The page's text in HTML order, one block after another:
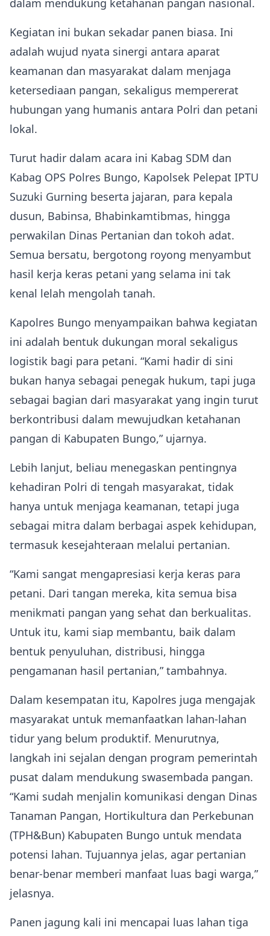
dalam mendukung ketahanan pangan nasional.
Kegiatan ini bukan sekadar panen biasa. Ini
adalah wujud nyata sinergi antara aparat
keamanan dan masyarakat dalam menjaga
ketersediaan pangan, sekaligus mempererat
hubungan yang humanis antara Polri dan petani
lokal.
Turut hadir dalam acara ini Kabag SDM dan
Kabag OPS Polres Bungo, Kapolsek Pelepat IPTU
Suzuki Gurning beserta jajaran, para kepala
dusun, Babinsa, Bhabinkamtibmas, hingga
perwakilan Dinas Pertanian dan tokoh adat.
Semua bersatu, bergotong royong menyambut
hasil kerja keras petani yang selama ini tak
kenal lelah mengolah tanah.
Kapolres Bungo menyampaikan bahwa kegiatan
ini adalah bentuk dukungan moral sekaligus
logistik bagi para petani. “Kami hadir di sini
bukan hanya sebagai penegak hukum, tapi juga
sebagai bagian dari masyarakat yang ingin turut
berkontribusi dalam mewujudkan ketahanan
pangan di Kabupaten Bungo,” ujarnya.
Lebih lanjut, beliau menegaskan pentingnya
kehadiran Polri di tengah masyarakat, tidak
hanya untuk menjaga keamanan, tetapi juga
sebagai mitra dalam berbagai aspek kehidupan,
termasuk kesejahteraan melalui pertanian.
“Kami sangat mengapresiasi kerja keras para
petani. Dari tangan mereka, kita semua bisa
menikmati pangan yang sehat dan berkualitas.
Untuk itu, kami siap membantu, baik dalam
bentuk penyuluhan, distribusi, hingga
pengamanan hasil pertanian,” tambahnya.
Dalam kesempatan itu, Kapolres juga mengajak
masyarakat untuk memanfaatkan lahan-lahan
tidur yang belum produktif. Menurutnya,
langkah ini sejalan dengan program pemerintah
pusat dalam mendukung swasembada pangan.
“Kami sudah menjalin komunikasi dengan Dinas
Tanaman Pangan, Hortikultura dan Perkebunan
(TPH&Bun) Kabupaten Bungo untuk mendata
potensi lahan. Tujuannya jelas, agar pertanian
benar-benar memberi manfaat luas bagi warga,”
jelasnya.
Panen jagung kali ini mencapai luas lahan tiga